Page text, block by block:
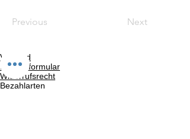
Previous Next
Versand
Kontaktformular
Widerrufsrecht
Bezahlarten